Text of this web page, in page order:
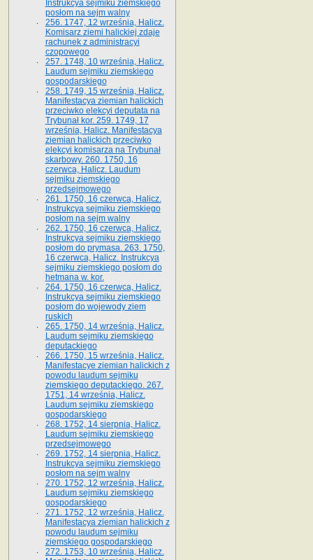
Instrukcya sejmiku ziemskiego
posłom na sejm walny
256. 1747, 12 września, Halicz.
Komisarz ziemi halickiej zdaje
rachunek z administracyi
czopowego
257. 1748, 10 września, Halicz.
Laudum sejmiku ziemskiego
gospodarskiego
258. 1749, 15 września, Halicz.
Manifestacya ziemian halickich
przeciwko elekcyi deputata na
Trybunał kor. 259. 1749, 17
września, Halicz. Manifestacya
ziemian halickich przeciwko
elekcyi komisarza na Trybunał
skarbowy. 260. 1750, 16
czerwca, Halicz. Laudum
sejmiku ziemskiego
przedsejmowego
261. 1750, 16 czerwca, Halicz.
Instrukcya sejmiku ziemskiego
posłom na sejm walny
262. 1750, 16 czerwca, Halicz.
Instrukcya sejmiku ziemskiego
posłom do prymasa. 263. 1750,
16 czerwca, Halicz. Instrukcya
sejmiku ziemskiego posłom do
hetmana w. kor.
264. 1750, 16 czerwca, Halicz.
Instrukcya sejmiku ziemskiego
posłom do wojewody ziem
ruskich
265. 1750, 14 września, Halicz.
Laudum sejmiku ziemskiego
deputackiego
266. 1750, 15 września, Halicz.
Manifestacye ziemian halickich z
powodu laudum sejmiku
ziemskiego deputackiego. 267.
1751, 14 września, Halicz.
Laudum sejmiku ziemskiego
gospodarskiego
268. 1752, 14 sierpnia, Halicz.
Laudum sejmiku ziemskiego
przedsejmowego
269. 1752, 14 sierpnia, Halicz.
Instrukcya sejmiku ziemskiego
posłom na sejm walny
270. 1752, 12 września, Halicz.
Laudum sejmiku ziemskiego
gospodarskiego
271. 1752, 12 września, Halicz.
Manifestacya ziemian halickich z
powodu laudum sejmiku
ziemskiego gospodarskiego
272. 1753, 10 września, Halicz.